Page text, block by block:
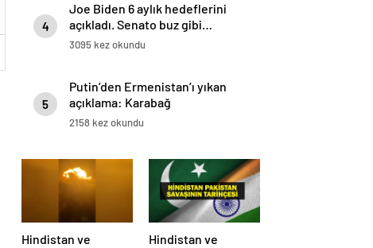
4
Joe Biden 6 aylık hedeflerini
açıkladı. Senato buz gibi…
3095 kez okundu
5
Putin’den Ermenistan’ı yıkan
açıklama: Karabağ
Azerbaycan’ın ayrılmaz bir
2158 kez okundu
Hindistan ve
Hindistan ve